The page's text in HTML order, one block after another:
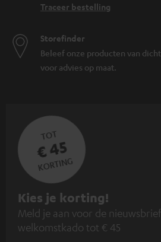
Traceer bestelling
Storefinder
Beleef onze producten van
voor advies op maat.
TOT
€ 45
KORTING
A
a
n
Kies je korting!
Meld je aan voor de
welkomstkado tot € 45